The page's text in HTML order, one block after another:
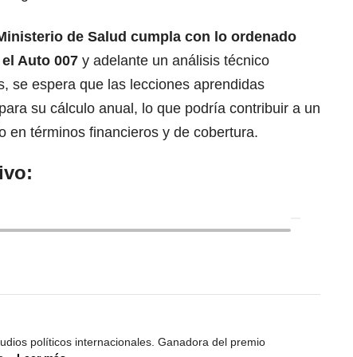
de Salud cumpla con lo ordenado
Auto 007 y adelante un análisis técnico
se espera que las lecciones aprendidas
su cálculo anual, lo que podría contribuir a un
en términos financieros y de cobertura.
políticos internacionales. Ganadora del premio